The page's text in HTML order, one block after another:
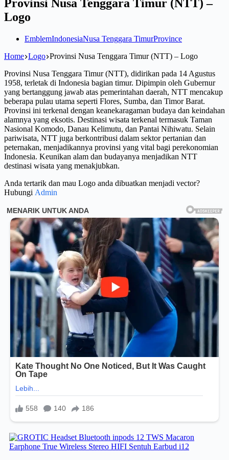
Provinsi Nusa Tenggara Timur (NTT) –
Logo
EmblemIndonesiaNusa Tenggara TimurProvince
Home Logo Provinsi Nusa Tenggara Timur (NTT) – Logo
Provinsi Nusa Tenggara Timur (NTT), didirikan pada 14 Agustus
1958, terletak di Indonesia bagian timur. Dipimpin oleh Gubernur
yang bertanggung jawab atas pemerintahan daerah, NTT mencakup
beberapa pulau utama seperti Flores, Sumba, dan Timor Barat.
Provinsi ini terkenal dengan keanekaragaman budaya dan keindahan
alamnya yang eksotis. Destinasi wisata terkenal termasuk Taman
Nasional Komodo, Danau Kelimutu, dan Pantai Nihiwatu. Selain
pariwisata, NTT juga berkontribusi dalam sektor pertanian dan
peternakan, menjadikannya provinsi yang vital bagi perekonomian
Indonesia. Keunikan alam dan budayanya menjadikan NTT
destinasi wisata yang menakjubkan.
Anda tertarik dan mau Logo anda dibuatkan menjadi vector?
Hubungi Admin